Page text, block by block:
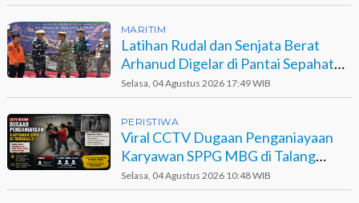
MARITIM
Latihan Rudal dan Senjata Berat
Arhanud Digelar di Pantai Sepahat
Bengkalis
Selasa, 04 Agustus 2026 17:49 WIB
PERISTIWA
Viral CCTV Dugaan Penganiayaan
Karyawan SPPG MBG di Talang
Muandau
Selasa, 04 Agustus 2026 10:48 WIB